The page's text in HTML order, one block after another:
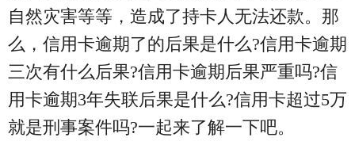
自然灾害等等，造成了持卡人无法还款。那
么，信用卡逾期了的后果是什么?信用卡逾期
三次有什么后果?信用卡逾期后果严重吗?信
用卡逾期3年失联后果是什么?信用卡超过5万
就是刑事案件吗?一起来了解一下吧。